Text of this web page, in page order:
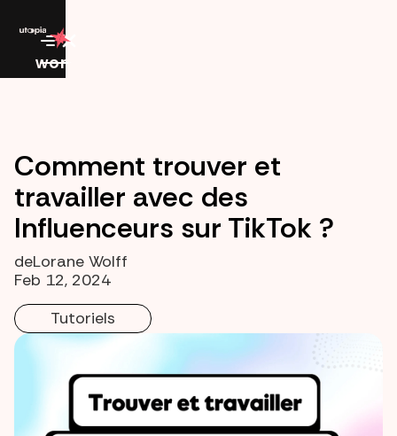
work
Comment trouver et
travailler avec des
Influenceurs sur TikTok ?
deLorane Wolff
Feb 12, 2024
Tutoriels